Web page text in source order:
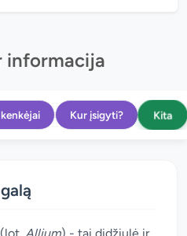
informacija
Kur įsigyti? Kita